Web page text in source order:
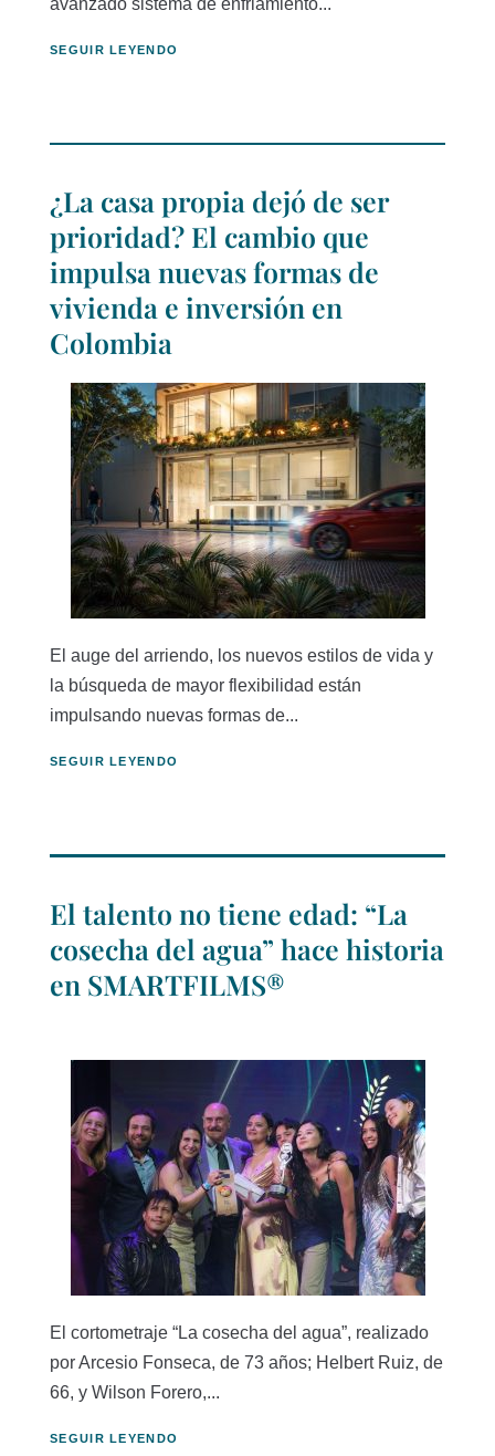
SEGUIR LEYENDO
¿La casa propia dejó de ser
prioridad? El cambio que
impulsa nuevas formas de
vivienda e inversión en
Colombia
El auge del arriendo, los nuevos estilos de vida y
la búsqueda de mayor flexibilidad están
impulsando nuevas formas de...
SEGUIR LEYENDO
El talento no tiene edad: “La
cosecha del agua” hace historia
en SMARTFILMS®
El cortometraje “La cosecha del agua”, realizado
por Arcesio Fonseca, de 73 años; Helbert Ruiz, de
66, y Wilson Forero,...
SEGUIR LEYENDO